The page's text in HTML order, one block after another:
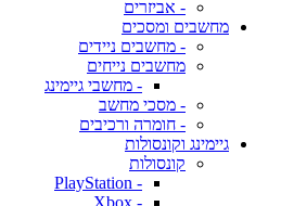
- אביזרים
מחשבים ומסכים
- מחשבים ניידים
מחשבים נייחים
- מחשבי גיימינג
- מסכי מחשב
- חומרה ורכיבים
גיימינג וקונסולות
קונסולות
- PlayStation
- Xbox